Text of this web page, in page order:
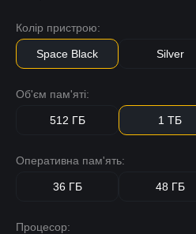
Колір пристрою:
Space Black Silver
Об'єм пам'яті:
512 ГБ 1 ТБ
Оперативна пам'ять:
36 ГБ 48 ГБ
Процесор: